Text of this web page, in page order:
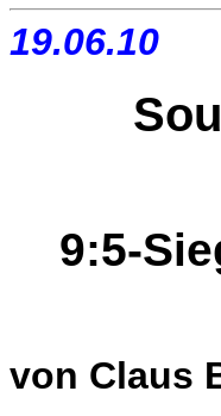
19.06.10
9:5-
von Claus